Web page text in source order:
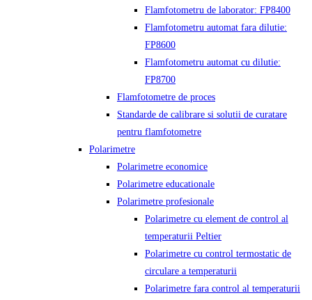
Flamfotometru de laborator: FP8400
Flamfotometru automat fara dilutie:
FP8600
Flamfotometru automat cu dilutie:
FP8700
Flamfotometre de proces
Standarde de calibrare si solutii de curatare
pentru flamfotometre
Polarimetre
Polarimetre economice
Polarimetre educationale
Polarimetre profesionale
Polarimetre cu element de control al
temperaturii Peltier
Polarimetre cu control termostatic de
circulare a temperaturii
Polarimetre fara control al temperaturii